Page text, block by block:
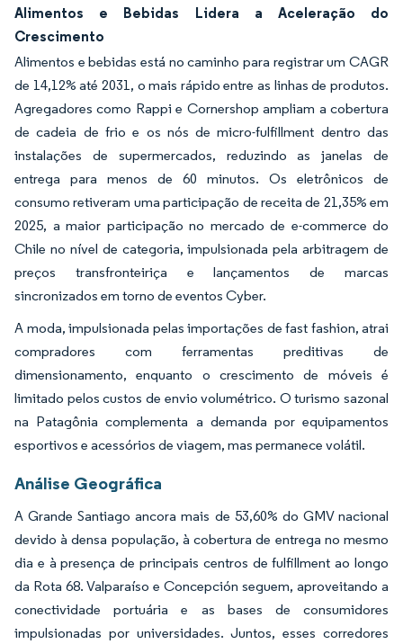
Alimentos e Bebidas Lidera a Aceleração do
Crescimento
Alimentos e bebidas está no caminho para registrar um CAGR
de 14,12% até 2031, o mais rápido entre as linhas de produtos.
Agregadores como Rappi e Cornershop ampliam a cobertura
de cadeia de frio e os nós de micro-fulfillment dentro das
instalações de supermercados, reduzindo as janelas de
entrega para menos de 60 minutos. Os eletrônicos de
consumo retiveram uma participação de receita de 21,35% em
2025, a maior participação no mercado de e-commerce do
Chile no nível de categoria, impulsionada pela arbitragem de
preços transfronteiriça e lançamentos de marcas
sincronizados em torno de eventos Cyber.
A moda, impulsionada pelas importações de fast fashion, atrai
compradores com ferramentas preditivas de
dimensionamento, enquanto o crescimento de móveis é
limitado pelos custos de envio volumétrico. O turismo sazonal
na Patagônia complementa a demanda por equipamentos
esportivos e acessórios de viagem, mas permanece volátil.
Análise Geográfica
A Grande Santiago ancora mais de 53,60% do GMV nacional
devido à densa população, à cobertura de entrega no mesmo
dia e à presença de principais centros de fulfillment ao longo
da Rota 68. Valparaíso e Concepción seguem, aproveitando a
conectividade portuária e as bases de consumidores
impulsionadas por universidades. Juntos, esses corredores